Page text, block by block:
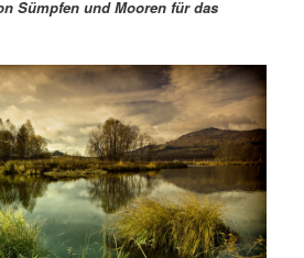
Sümpfen und Mooren für das